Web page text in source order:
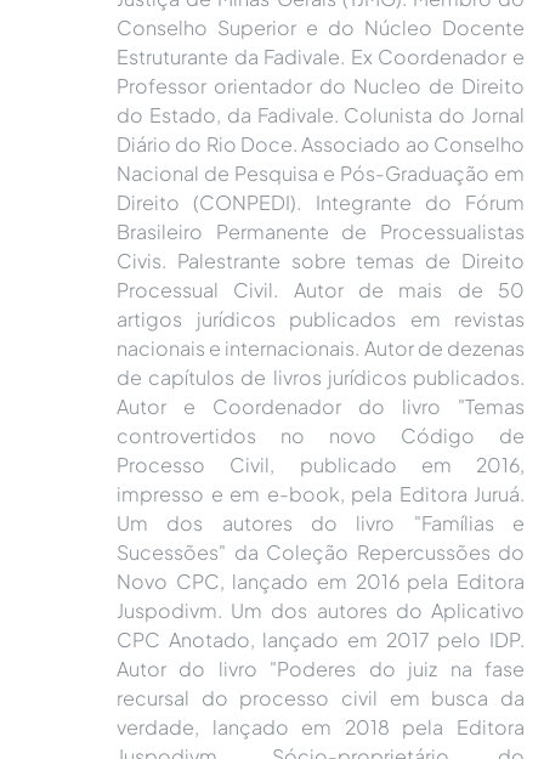
Conselho Superior e do Núcleo Docente
Estruturante da Fadivale. Ex Coordenador e
Professor orientador do Nucleo de Direito
do Estado, da Fadivale. Colunista do Jornal
Diário do Rio Doce. Associado ao Conselho
Nacional de Pesquisa e Pós-Graduação em
Direito (CONPEDI). Integrante do Fórum
Brasileiro Permanente de Processualistas
Civis. Palestrante sobre temas de Direito
Processual Civil. Autor de mais de 50
artigos jurídicos publicados em revistas
nacionais e internacionais. Autor de dezenas
de capítulos de livros jurídicos publicados.
Autor e Coordenador do livro "Temas
controvertidos no novo Código de
Processo Civil, publicado em 2016,
impresso e em e-book, pela Editora Juruá.
Um dos autores do livro "Famílias e
Sucessões" da Coleção Repercussões do
Novo CPC, lançado em 2016 pela Editora
Juspodivm. Um dos autores do Aplicativo
CPC Anotado, lançado em 2017 pelo IDP.
Autor do livro "Poderes do juiz na fase
recursal do processo civil em busca da
verdade, lançado em 2018 pela Editora
Juspodivm. Sócio-proprietário do